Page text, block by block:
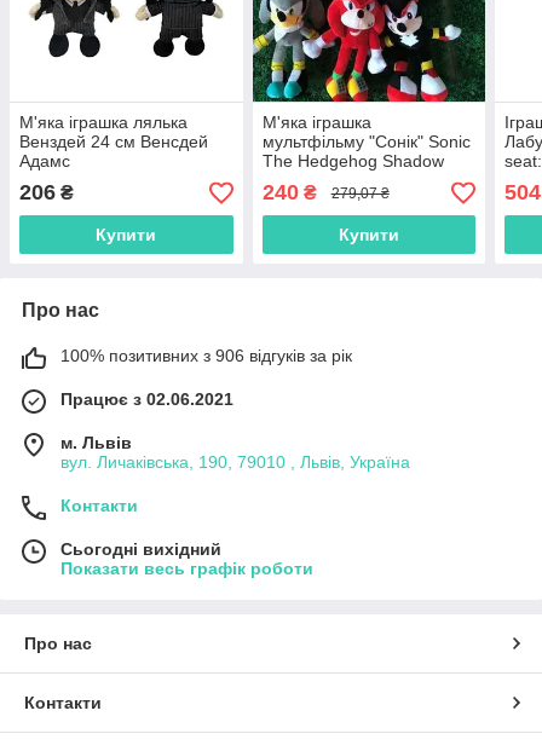
М'яка іграшка лялька
Венздей 24 см Венсдей
Адамс
206 ₴
Купити
М'яка іграшка
мультфільму "Сонік" Sonic
The Hedgehog Shadow
Amy Rose Tails Silver
Knuckles
240₴ 279,07 ₴
Купити
504
Про нас
100% позитивних з 906 відгуків за рік
Працює з 02.06.2021
м. Львів
вул. Личаківська, 190, 79010 , Львів, Україна
Контакти
Сьогодні вихідний
Показати весь графік роботи
Про нас
Контакти